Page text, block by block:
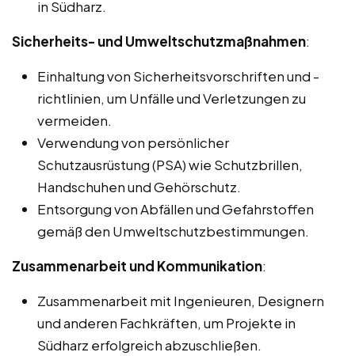
in Südharz.
Sicherheits- und Umweltschutzmaßnahmen:
Einhaltung von Sicherheitsvorschriften und -
richtlinien, um Unfälle und Verletzungen zu
vermeiden.
Verwendung von persönlicher
Schutzausrüstung (PSA) wie Schutzbrillen,
Handschuhen und Gehörschutz.
Entsorgung von Abfällen und Gefahrstoffen
gemäß den Umweltschutzbestimmungen.
Zusammenarbeit und Kommunikation:
Zusammenarbeit mit Ingenieuren, Designern
und anderen Fachkräften, um Projekte in
Südharz erfolgreich abzuschließen.